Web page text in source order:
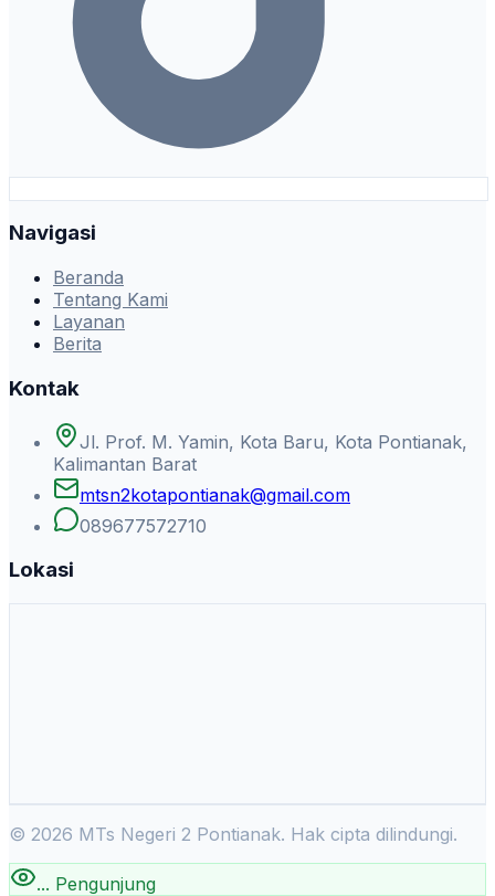
Navigasi
Beranda
Tentang Kami
Layanan
Berita
Kontak
Jl. Prof. M. Yamin, Kota Baru, Kota Pontianak,
Kalimantan Barat
mtsn2kotapontianak@gmail.com
089677572710
Lokasi
© 2026 MTs Negeri 2 Pontianak. Hak cipta dilindungi.
... Pengunjung